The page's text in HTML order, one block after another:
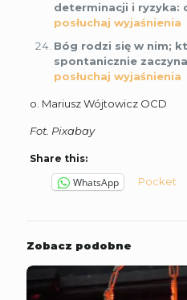
determinacji i ryzyka:
posłuchaj wyjaśnienia
Bóg rodzi się w nim;
spontanicznie
posłuchaj wyjaśnienia
o. Mariusz Wójtowicz OCD
Fot. Pixabay
Share this:
WhatsApp Pocket
Zobacz podobne